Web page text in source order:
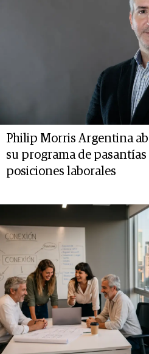
Philip Morris Argentina
su programa de
posiciones laborales